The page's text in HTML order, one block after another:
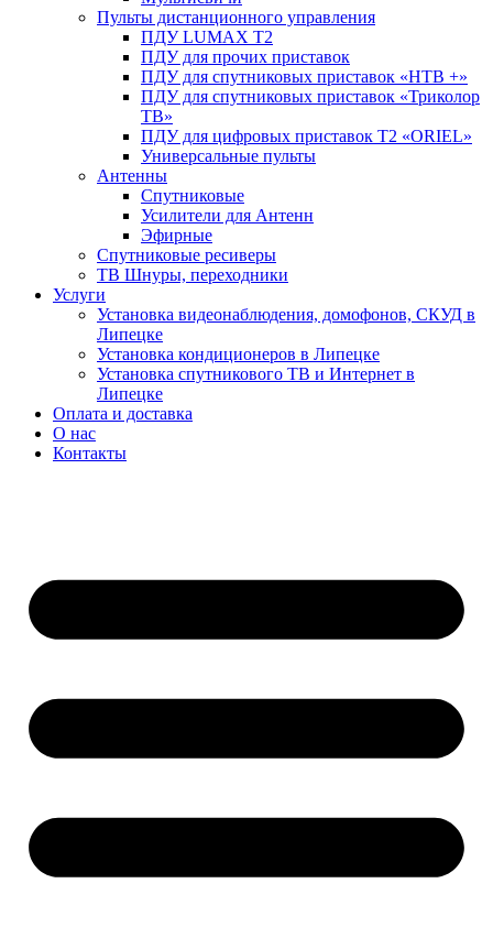
Пульты дистанционного управления
ПДУ LUMAX Т2
ПДУ для прочих приставок
ПДУ для спутниковых приставок «НТВ +»
ПДУ для спутниковых приставок «Триколор
ТВ»
ПДУ для цифровых приставок Т2 «ORIEL»
Универсальные пульты
Антенны
Спутниковые
Усилители для Антенн
Эфирные
Спутниковые ресиверы
ТВ Шнуры, переходники
Услуги
Установка видеонаблюдения, домофонов, СКУД в
Липецке
Установка кондиционеров в Липецке
Установка спутникового ТВ и Интернет в
Липецке
Оплата и доставка
О нас
Контакты